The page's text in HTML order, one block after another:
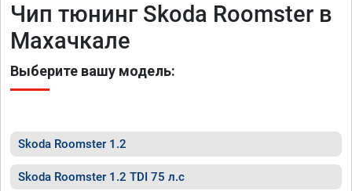
Чип тюнинг Skoda Roomster в
Махачкале
Выберите вашу модель:
Skoda Roomster 1.2
Skoda Roomster 1.2 TDI 75 л.с